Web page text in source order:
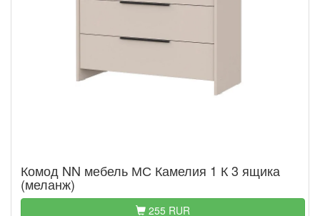
Комод NN мебель МС Камелия 1 К 3 ящика
(меланж)
255 RUR